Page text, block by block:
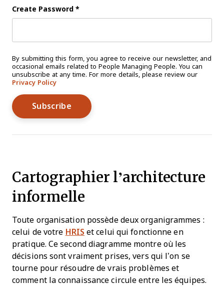
Create Password *
By submitting this form, you agree to receive our newsletter, and
occasional emails related to People Managing People. You can
unsubscribe at any time. For more details, please review our
Privacy Policy
Cartographier l’architecture
informelle
Toute organisation possède deux organigrammes :
celui de votre HRIS et celui qui fonctionne en
pratique. Ce second diagramme montre où les
décisions sont vraiment prises, vers qui l’on se
tourne pour résoudre de vrais problèmes et
comment la connaissance circule entre les équipes.